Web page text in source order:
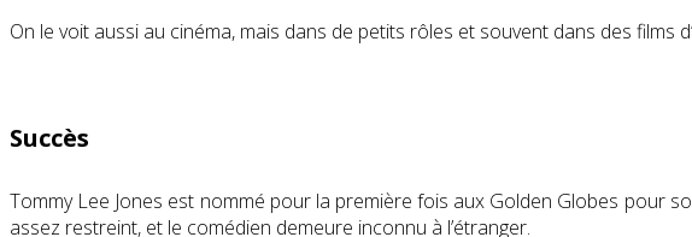
On le voit aussi au cinéma, mais dans de petits rôles et souvent dans des films
Succès
Tommy Lee Jones est nommé pour la première fois aux Golden Globes pour
assez restreint, et le comédien demeure inconnu à l’étranger.